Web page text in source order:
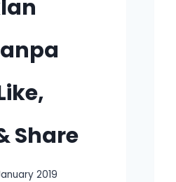
Share
2019